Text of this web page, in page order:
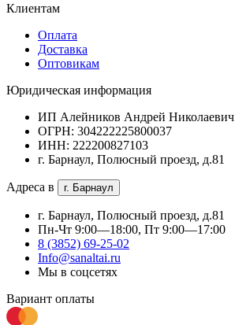
Клиентам
Оплата
Доставка
Оптовикам
Юридическая информация
ИП Алейников Андрей Николаевич
ОГРН: 304222225800037
ИНН: 222200827103
г. Барнаул, Полюсный проезд, д.81
Адреса в г. Барнаул
г. Барнаул, Полюсный проезд, д.81
Пн-Чт 9:00—18:00, Пт 9:00—17:00
8 (3852) 69-25-02
Info@sanaltai.ru
Мы в соцсетях
Вариант оплаты